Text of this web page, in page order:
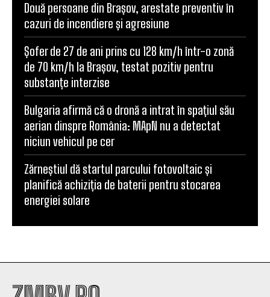
Două persoane din Brașov, arestate preventiv în
cazuri de incendiere și agresiune
Șofer de 27 de ani prins cu 128 km/h într-o zonă
de 70 km/h la Brașov, testat pozitiv pentru
substanțe interzise
Bulgaria afirmă că o dronă a intrat în spațiul său
aerian dinspre România: MApN nu a detectat
niciun vehicul pe cer
Zărneștiul dă startul parcului fotovoltaic și
planifică achiziția de baterii pentru stocarea
energiei solare